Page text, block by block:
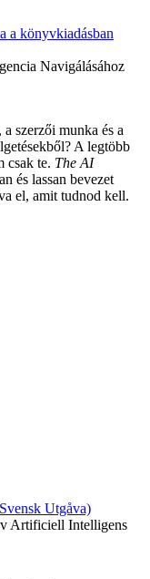
a könyvkiadásban
Navigálásához
szerzői munka és a
A legtöbb
csak te. The AI
és lassan bevezet
el, amit tudnod kell.
Utgåva)
Artificiell Intelligens